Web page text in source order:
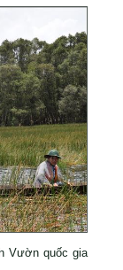
Vườn quốc gia